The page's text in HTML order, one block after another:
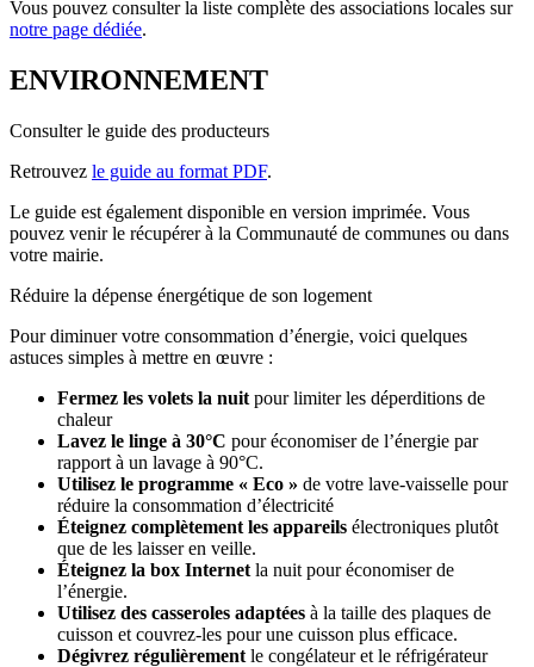
Vous pouvez consulter la liste complète des associations locales sur
notre page dédiée.
ENVIRONNEMENT
Consulter le guide des producteurs
Retrouvez le guide au format PDF.
Le guide est également disponible en version imprimée. Vous
pouvez venir le récupérer à la Communauté de communes ou dans
votre mairie.
Réduire la dépense énergétique de son logement
Pour diminuer votre consommation d’énergie, voici quelques
astuces simples à mettre en œuvre :
Fermez les volets la nuit pour limiter les déperditions de
chaleur
Lavez le linge à 30°C pour économiser de l’énergie par
rapport à un lavage à 90°C.
Utilisez le programme « Eco » de votre lave-vaisselle pour
réduire la consommation d’électricité
Éteignez complètement les appareils électroniques plutôt
que de les laisser en veille.
Éteignez la box Internet la nuit pour économiser de
l’énergie.
Utilisez des casseroles adaptées à la taille des plaques de
cuisson et couvrez-les pour une cuisson plus efficace.
Dégivrez régulièrement le congélateur et le réfrigérateur